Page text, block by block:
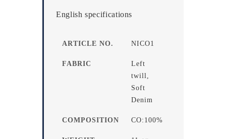
English specifications
ARTICLE NO. NICO1
FABRIC
Left
twill,
Soft
Denim
COMPOSITION CO:100%